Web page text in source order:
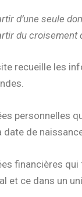
d’une seule
du croisement
recueille les
personnelles
date de
financières
et ce dans un